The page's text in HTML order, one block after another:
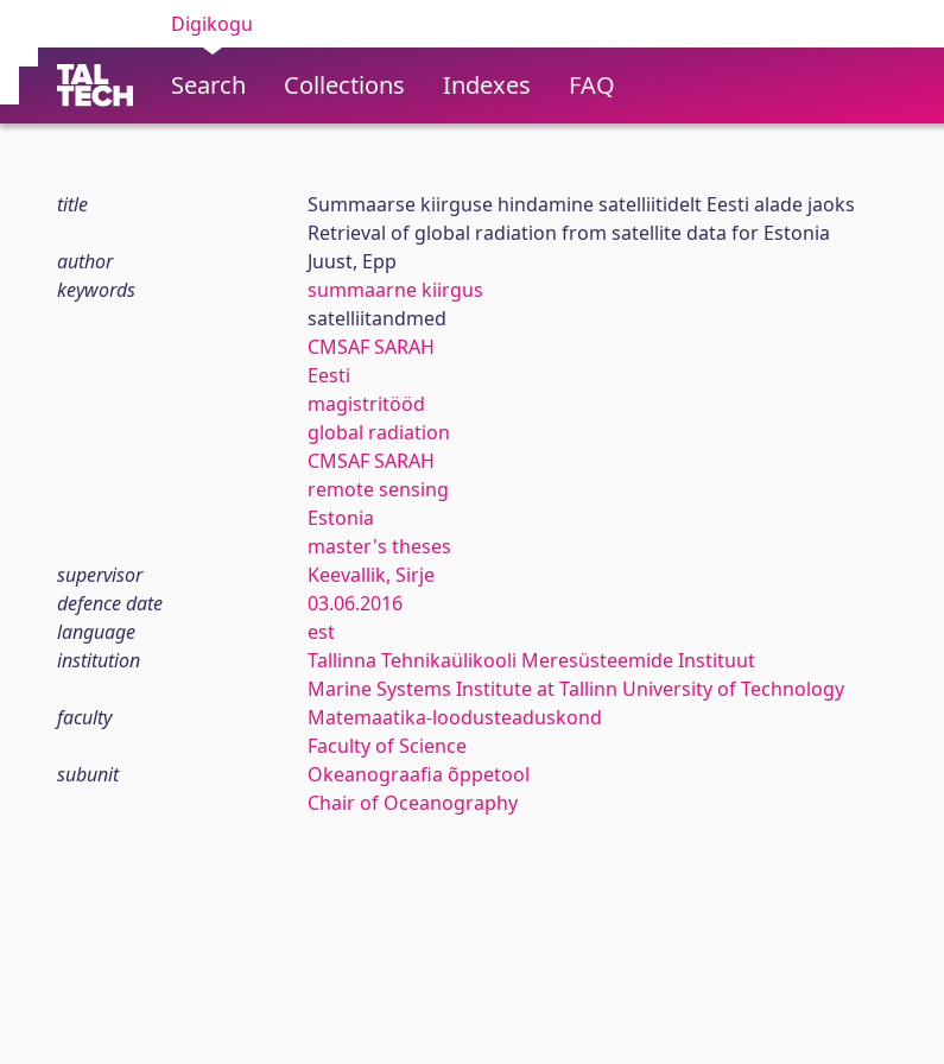
Digikogu
Search Collections Indexes FAQ
title
Summaarse kiirguse hindamine satelliitidelt Eesti alade jaoks
Retrieval of global radiation from satellite data for Estonia
author
Juust, Epp
keywords
summaarne kiirgus
satelliitandmed
CMSAF SARAH
Eesti
magistritööd
global radiation
CMSAF SARAH
remote sensing
Estonia
master's theses
supervisor
Keevallik, Sirje
defence date
03.06.2016
language
est
institution
Tallinna Tehnikaülikooli Meresüsteemide Instituut
Marine Systems Institute at Tallinn University of Technology
faculty
Matemaatika-loodusteaduskond
Faculty of Science
subunit
Okeanograafia õppetool
Chair of Oceanography